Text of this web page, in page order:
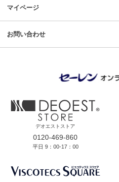
マイページ
お問い合わせ
デオエストストア
0120-469-860
平日 9：00-17：00